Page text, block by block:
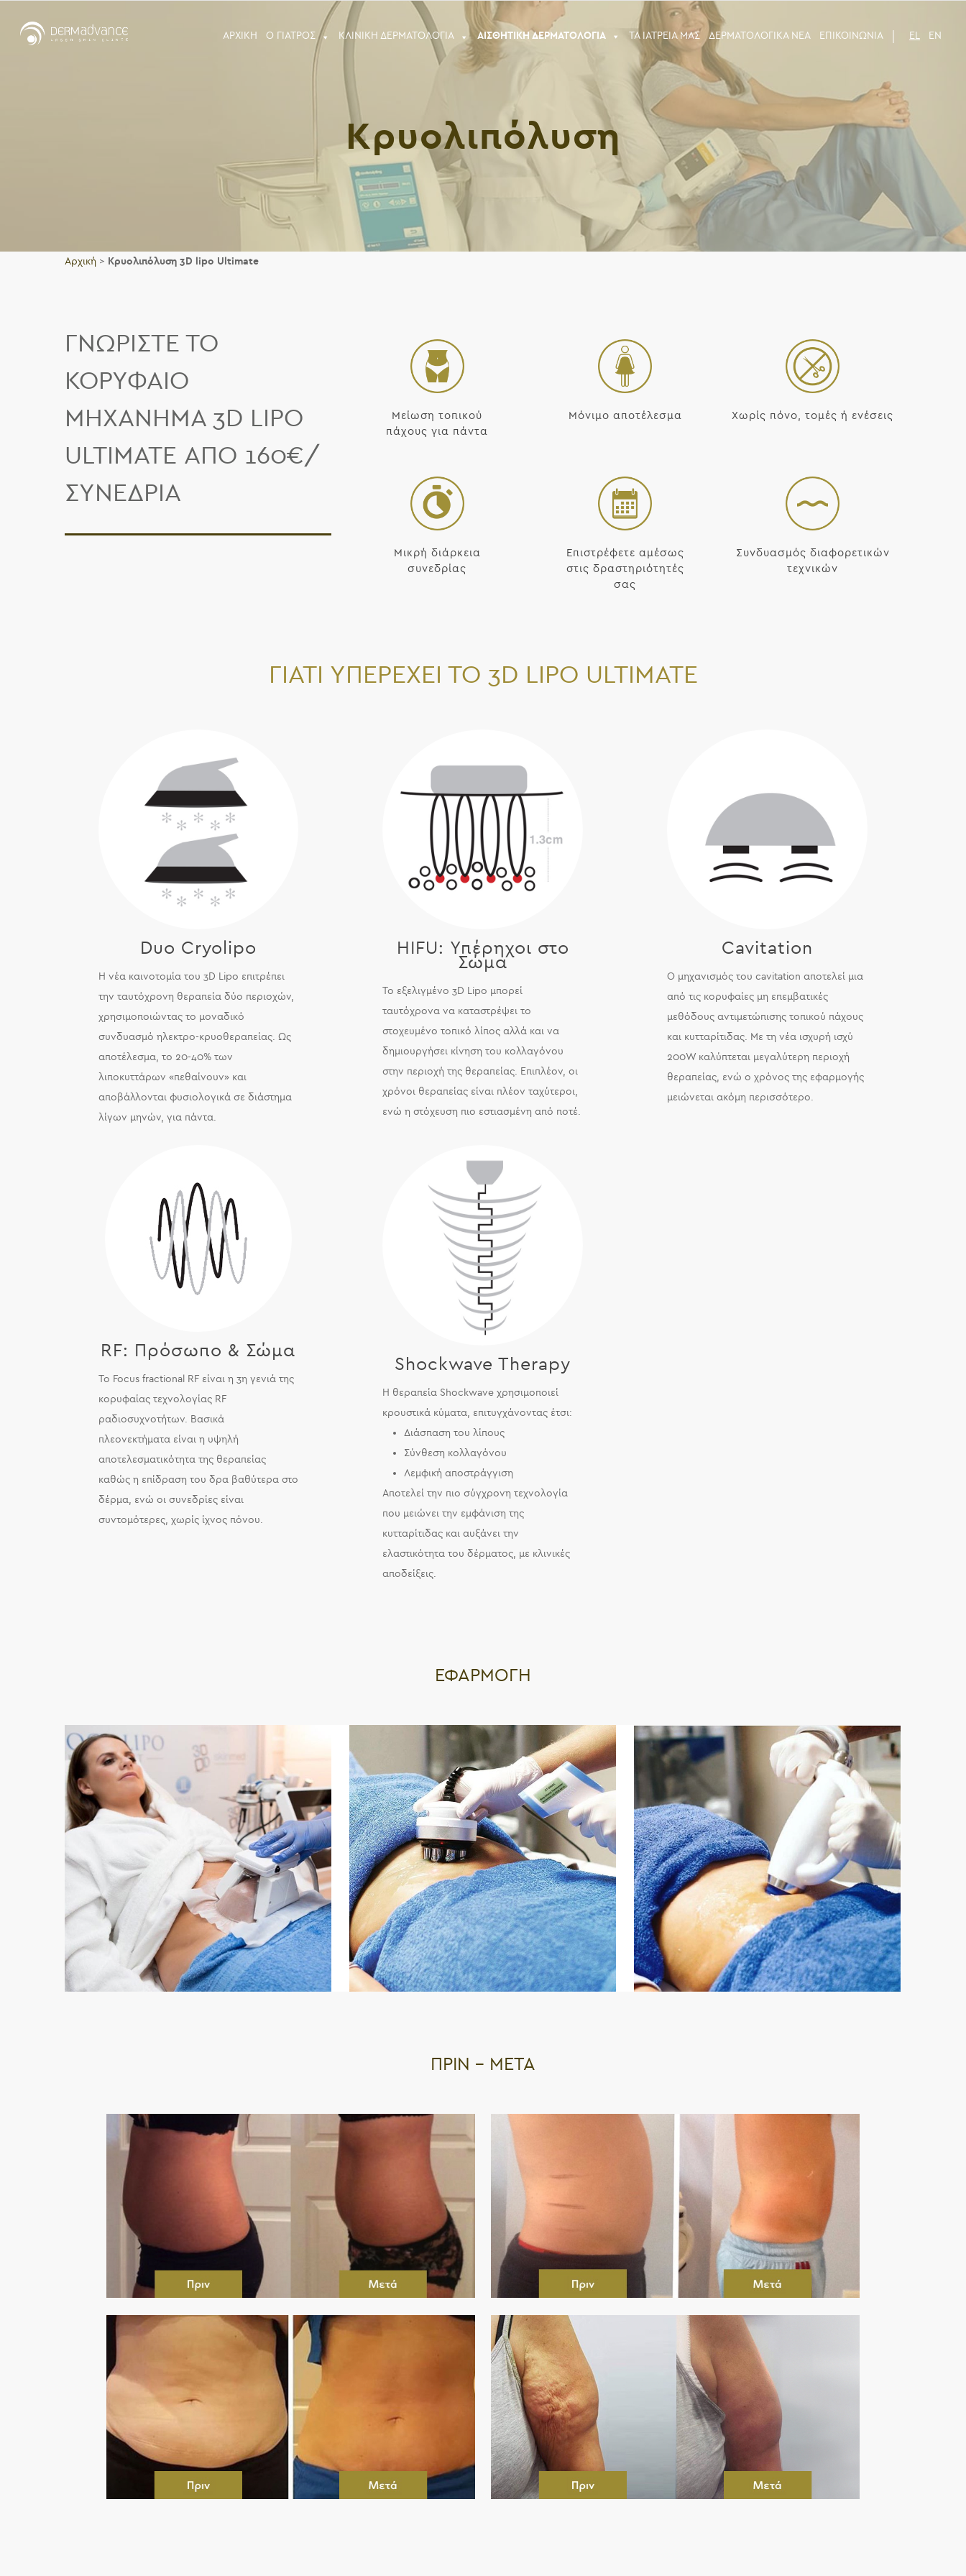
ΑΡΧΙΚΗ Ο ΓΙΑΤΡΟΣ ΚΛΙΝΙΚΗ ΔΕΡΜΑΤΟΛΟΓΙΑ ΑΙΣΘΗΤΙΚΗ ΔΕΡΜΑΤΟΛΟΓΙΑ ΤΑ ΙΑΤΡΕΙΑ ΜΑΣ ΔΕΡΜΑΤΟΛΟΓΙΚΑ ΝΕΑ ΕΠΙΚΟΙΝΩΝΙΑ EL EN
Κρυολιπόλυση
Αρχική > Κρυολιπόλυση 3D lipo Ultimate
ΓΝΩΡΊΣΤΕ ΤΟ
ΚΟΡΥΦΑΊΟ
ΜΗΧΆΝΗΜΑ 3D LIPO
ULTIMATE ΑΠΌ 160€/
ΣΥΝΕΔΡΊΑ
Μείωση τοπικού
πάχους για πάντα
Μόνιμο αποτέλεσμα Χωρίς πόνο, τομές ή ενέσεις
Μικρή διάρκεια
συνεδρίας
Επιστρέφετε αμέσως
στις δραστηριότητές
σας
Συνδυασμός διαφορετικών
τεχνικών
ΓΙΑΤΊ ΥΠΕΡΈΧΕΙ ΤΟ 3D LIPO ULTIMATE
Duo Cryolipo
Η νέα καινοτομία του 3D Lipo επιτρέπει
την ταυτόχρονη θεραπεία δύο περιοχών,
χρησιμοποιώντας το μοναδικό
συνδυασμό ηλεκτρο-κρυοθεραπείας. Ως
αποτέλεσμα, το 20-40% των
λιποκυττάρων «πεθαίνουν» και
αποβάλλονται φυσιολογικά σε διάστημα
λίγων μηνών, για πάντα.
HIFU: Υπέρηχοι στο
Σώμα
Το εξελιγμένο 3D Lipo μπορεί
ταυτόχρονα να καταστρέψει το
στοχευμένο τοπικό λίπος αλλά και να
δημιουργήσει κίνηση του κολλαγόνου
στην περιοχή της θεραπείας. Επιπλέον,οι
χρόνοι θεραπείας είναι πλέον ταχύτεροι,
ενώ η στόχευση πιο εστιασμένη από ποτέ.
Cavitation
Ο μηχανισμός του cavitation αποτελεί μια
από τις κορυφαίες μη επεμβατικές
μεθόδους αντιμετώπισης τοπικού πάχους
και κυτταρίτιδας. Με τη νέα ισχυρή ισχύ
200W καλύπτεται μεγαλύτερη περιοχή
θεραπείας, ενώ ο χρόνος της εφαρμογής
μειώνεται ακόμη περισσότερο.
RF: Πρόσωπο & Σώμα
Το Focus fractional RF είναι η 3η γενιά της
κορυφαίας τεχνολογίας RF
ραδιοσυχνοτήτων. Βασικά
πλεονεκτήματα είναι η υψηλή
αποτελεσματικότητα της θεραπείας
καθώς η επίδραση του δρα βαθύτερα στο
δέρμα, ενώ οι συνεδρίες είναι
συντομότερες, χωρίς ίχνος πόνου.
Shockwave Therapy
Η θεραπεία Shockwave χρησιμοποιεί
κρουστικά κύματα, επιτυγχάνοντας έτσι:
Διάσπαση του λίπους
Σύνθεση κολλαγόνου
Λεμφική αποστράγγιση
Αποτελεί την πιο σύγχρονη τεχνολογία
που μειώνει την εμφάνιση της
κυτταρίτιδας και αυξάνει την
ελαστικότητα του δέρματος, με κλινικές
αποδείξεις.
ΕΦΑΡΜΟΓΉ
ΠΡΙΝ – ΜΕΤΆ